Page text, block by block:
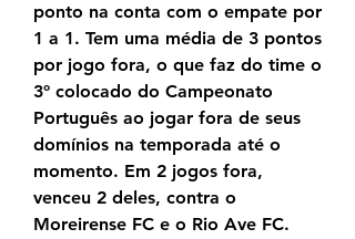
ponto na conta com o empate por
1 a 1. Tem uma média de 3 pontos
por jogo fora, o que faz do time o
3º colocado do Campeonato
Português ao jogar fora de seus
domínios na temporada até o
momento. Em 2 jogos fora,
venceu 2 deles, contra o
Moreirense FC e o Rio Ave FC.